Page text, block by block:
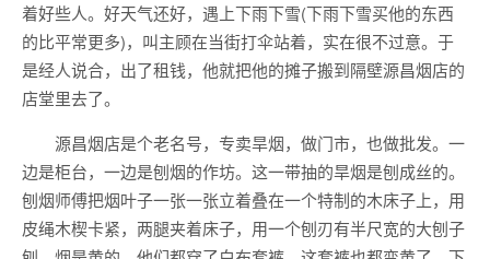
着好些人。好天气还好，遇上下雨下雪(下雨下雪买他的东西
的比平常更多)，叫主顾在当街打伞站着，实在很不过意。于
是经人说合，出了租钱，他就把他的摊子搬到隔壁源昌烟店的
店堂里去了。
源昌烟店是个老名号，专卖旱烟，做门市，也做批发。一
边是柜台，一边是刨烟的作坊。这一带抽的旱烟是刨成丝的。
刨烟师傅把烟叶子一张一张立着叠在一个特制的木床子上，用
皮绳木楔卡紧，两腿夹着床子，用一个刨刃有半尺宽的大刨子